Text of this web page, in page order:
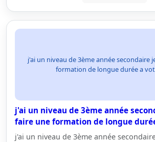
j'ai un niveau de 3ème année secondaire
formation de longue durée a
j'ai un niveau de 3ème année
faire une formation de longue
j'ai un niveau de 3ème année